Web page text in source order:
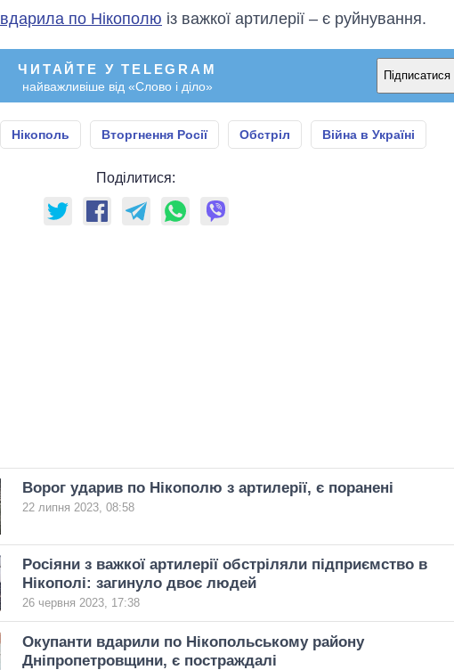
вдарила по Нікополю із важкої артилерії – є руйнування.
ЧИТАЙТЕ У TELEGRAM
найважливіше від «Слово і діло»
Підписатися
Нікополь Вторгнення Росії Обстріл Війна в Україні
Поділитися:
Ворог ударив по Нікополю з артилерії, є поранені
22 липня 2023, 08:58
Росіяни з важкої артилерії обстріляли підприємство в
Нікополі: загинуло двоє людей
26 червня 2023, 17:38
Окупанти вдарили по Нікопольському району
Дніпропетровщини, є постраждалі